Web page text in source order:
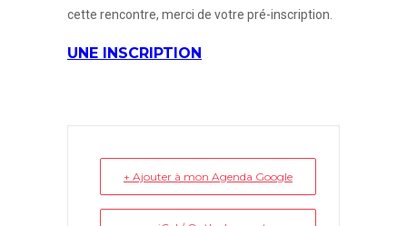
cette rencontre, merci de votre pré-inscription.
UNE INSCRIPTION
+ Ajouter à mon Agenda Google